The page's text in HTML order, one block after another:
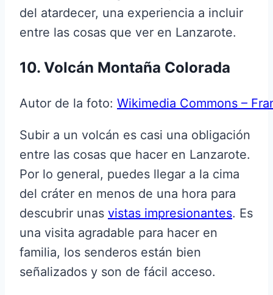
del atardecer, una experiencia a incluir
entre las cosas que ver en Lanzarote.
10. Volcán Montaña Colorada
Autor de la foto: Wikimedia Commons –
Subir a un volcán es casi una obligación
entre las cosas que hacer en Lanzarote.
Por lo general, puedes llegar a la cima
del cráter en menos de una hora para
descubrir unas vistas impresionantes. Es
una visita agradable para hacer en
familia, los senderos están bien
señalizados y son de fácil acceso.